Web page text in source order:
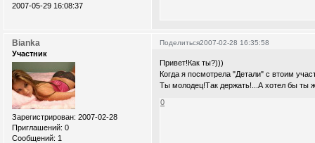
2007-05-29 16:08:37
Поделиться2007-02-28 16:35:58
Bianka
Участник
Зарегистрирован: 2007-02-28
Приглашений: 0
Сообщений: 1
Привет!Как ты?)))
Когда я посмотрела "Детали" с втоим
Ты молодец!Так держать!...А хотел бы ты
0